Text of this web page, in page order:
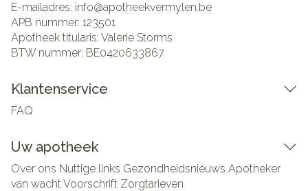
E-mailadres: info@apotheekvermylen.be
APB nummer: 123501
Apotheek titularis: Valerie Storms
BTW nummer: BE0420633867
Klantenservice
FAQ
Uw apotheek
Over ons Nuttige links Gezondheidsnieuws Apotheker
van wachtVoorschrift Zorgtarieven